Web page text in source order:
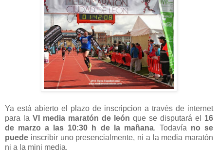
Ya está abierto el plazo de inscripcion a través de internet
para la VI media maratón de león que se disputará el 16
de marzo a las 10:30 h de la mañana. Todavía no se
puede inscribir uno presencialmente, ni a la media maratón
ni a la mini media.